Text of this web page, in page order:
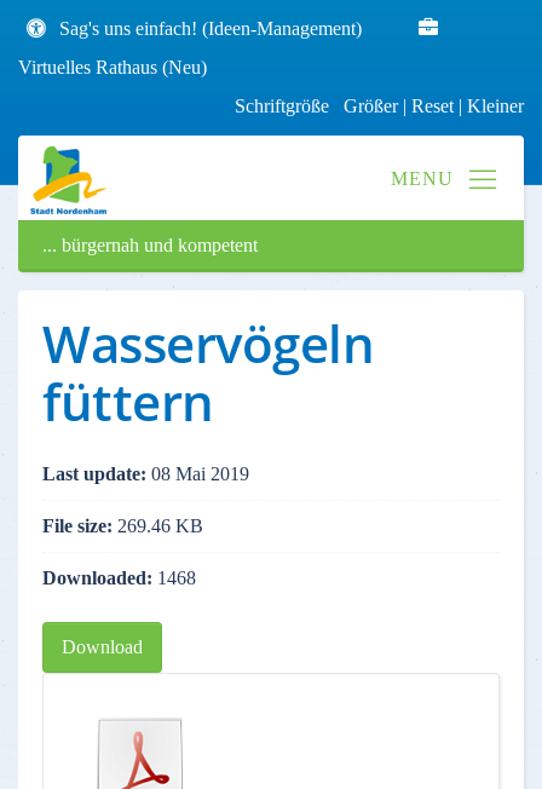
Sag's uns einfach! (Ideen-Management)
Virtuelles Rathaus (Neu)
Schriftgröße Größer| Reset | Kleiner
... bürgernah und kompetent
Wasservögeln
füttern
Last update: 08 Mai 2019
File size: 269.46 KB
Downloaded: 1468
Download